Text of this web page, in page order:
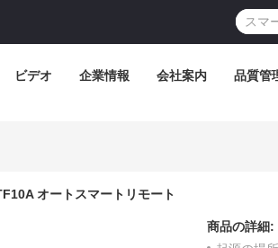
ビデオ 企業情報 会社案内 品質管
オートスマートリモート
商品の詳細: